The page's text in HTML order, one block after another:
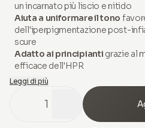
un incarnato più liscio e nitido
Aiuta a uniformare il tono
dell'iperpigmentazione post-
scure
Adatto ai principianti grazie al
efficace dell'HPR
Leggi di più
1